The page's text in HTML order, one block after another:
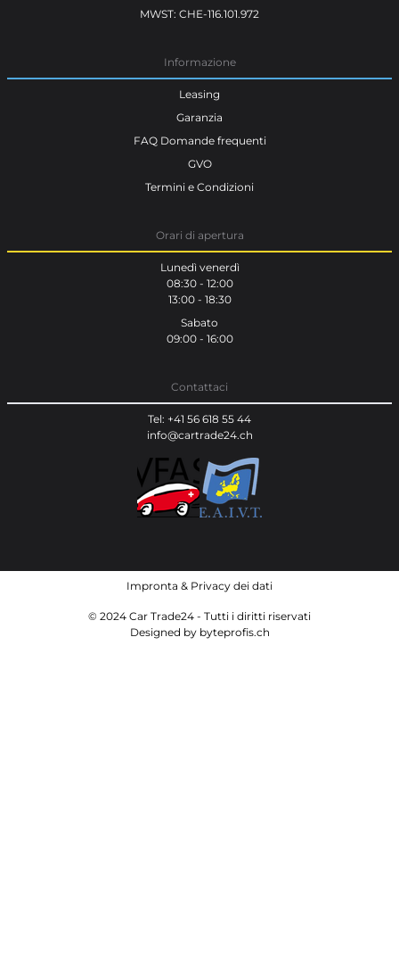
MWST: CHE-116.101.972
Informazione
Leasing
Garanzia
FAQ Domande frequenti
GVO
Termini e Condizioni
Orari di apertura
Lunedì venerdì
08:30 - 12:00
13:00 - 18:30
Sabato
09:00 - 16:00
Contattaci
Tel: +41 56 618 55 44
info@cartrade24.ch
Impronta & Privacy dei dati
© 2024 Car Trade24 - Tutti i diritti riservati
Designed by byteprofis.ch